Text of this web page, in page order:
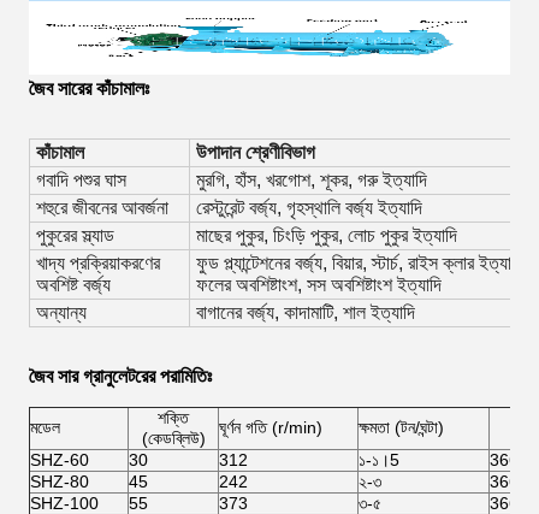
জৈব সারের কাঁচামালঃ
কাঁচামাল
উপাদান শ্রেণীবিভাগ
গবাদি পশুর ঘাস
মুরগি, হাঁস, খরগোশ, শূকর, গরু ইত্যাদি
শহুরে জীবনের আবর্জনা
রেস্টুরেন্ট বর্জ্য, গৃহস্থালি বর্জ্য ইত্যাদি
পুকুরের স্ল্যাড
মাছের পুকুর, চিংড়ি পুকুর, লোচ পুকুর ইত্যাদি
খাদ্য প্রক্রিয়াকরণের
অবশিষ্ট বর্জ্য
ফুড প্ল্যান্টেশনের বর্জ্য, বিয়ার, স্টার্চ, রাইস ক্লার
ফলের অবশিষ্টাংশ, সস অবশিষ্টাংশ ইত্যাদি
অন্যান্য
বাগানের বর্জ্য, কাদামাটি, শাল ইত্যাদি
জৈব সার গ্রানুলেটরের পরামিতিঃ
মডেল
শক্তি
(কেডব্লিউ)
ঘূর্ণন গতি (r/min) ক্ষমতা (টন/ঘন্টা)
SHZ-60 30 312 ১-১।5
SHZ-80
45 242 ২-৩
SHZ-100
55 373 ৩-৫